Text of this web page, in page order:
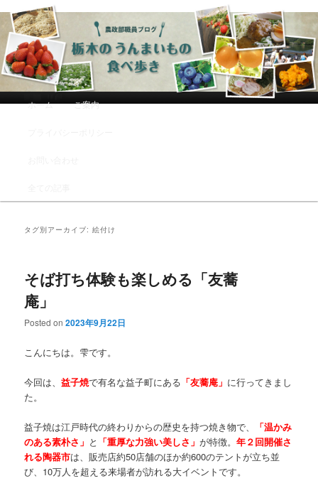
農政部職員ブログ「栃木のうんまい
もの食べ歩き」
メインコンテンツへ移動
サブコンテンツへ移動
ホーム ご案内
タグ別アーカイブ:絵付け
そば打ち体験も楽しめる「友蕎
庵」
Posted on2023年9月22日
こんにちは。雫です。
今回は、益子焼で有名な益子町にある 「友蕎庵」 に行ってきまし
た。
益子焼は江戸時代の終わりからの歴史を持つ焼き物で、
「温かみ
のある素朴さ」 と 「重厚な力強い美しさ」が特徴。年２回開催さ
れる陶器市は、販売店約50店舗のほか約600のテントが立ち並
び、10万人を超える来場者が訪れる大イベントです。